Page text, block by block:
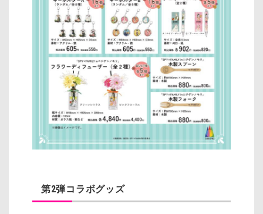
第2弾コラボグッズ